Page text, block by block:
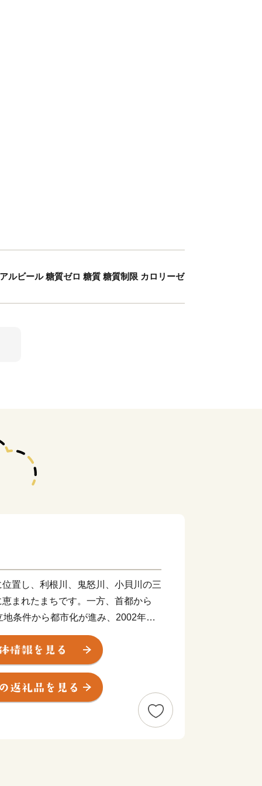
ルビール 糖質ゼロ 糖質 糖質制限 カロリーゼ
置し、利根川、鬼怒川、小貝川の三
まれたまちです。一方、首都から
条件から都市化が進み、2002年に
宅地開発とともに公園や街路、上下
、特に下水道の普及率は、ほぼ100
しいまちづくりが進んでいます。
スプレスが開通、都心からわずか
た。そして2008年、経済専門誌に
で、全国784都市中総合第1位となり